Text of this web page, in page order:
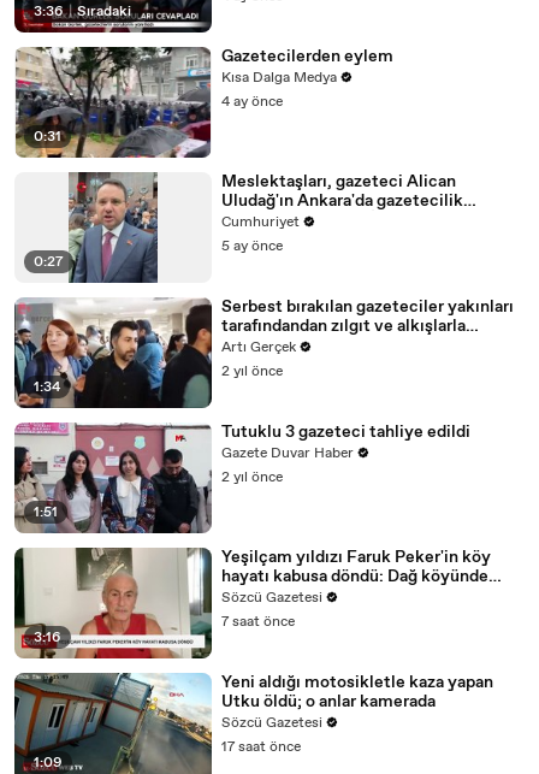
3:36 | Sıradaki
0:31
Gazetecilerden eylem
Kısa Dalga Medya
4 ay önce
0:27
Meslektaşları, gazeteci Alican
Uludağ'ın Ankara'da gazetecilik
yapmasına rağmen İstanbul'da
tutuklanmasını Adalet Bakanı Akın
Gürlek'e sordu
Cumhuriyet
5 ay önce
1:34
Serbest bırakılan gazeteciler yakınları
tarafındandan zılgıt ve alkışlarla
karşılandı
Artı Gerçek
2 yıl önce
1:51
Tutuklu 3 gazeteci tahliye edildi
Gazete Duvar Haber
2 yıl önce
3:16
Yeşilçam yıldızı Faruk Peker'in köy
hayatı kabusa döndü: Dağ köyünde
komşularıyla başı derde girdi
Sözcü Gazetesi
7 saat önce
1:09
Yeni aldığı motosikletle kaza yapan
Utku öldü; o anlar kamerada
Sözcü Gazetesi
17 saat önce